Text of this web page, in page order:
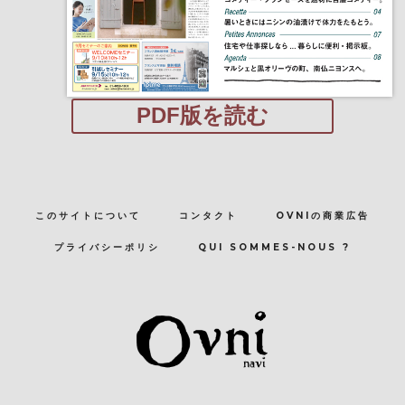
PDF版を読む
このサイトについて コンタクト OVNIの商業広告
プライバシーポリシ QUI SOMMES-NOUS ?